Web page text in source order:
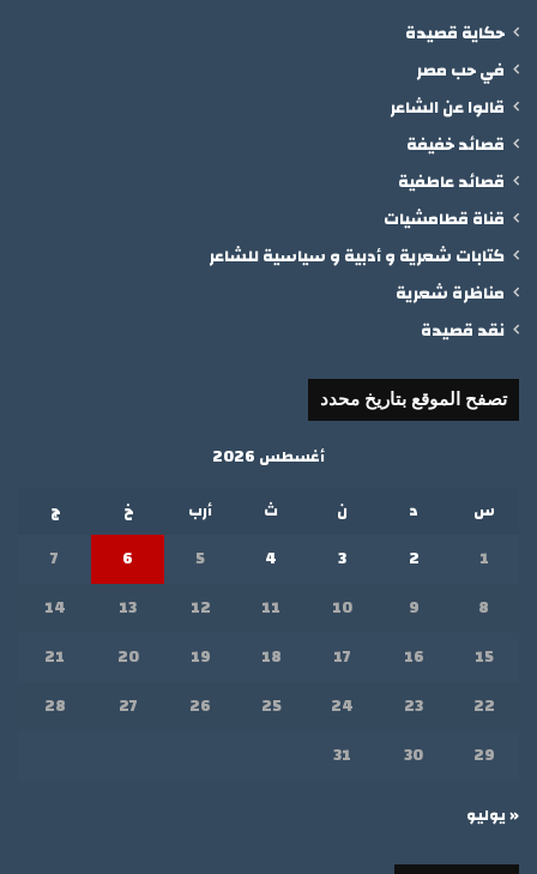
حكاية قصيدة
في حب مصر
قالوا عن الشاعر
قصائد خفيفة
قصائد عاطفية
قناة قطامشيات
كتابات شعرية و أدبية و سياسية للشاعر
مناظرة شعرية
نقد قصيدة
تصفح الموقع بتاريخ محدد
أغسطس 2026
س
د ن ث أرب خ
ج
1
2
3
4
5
6
7
8
9
10
11
12
13
14
15
16
17
18
19
20
21
22
23
24
25
26
27
28
29
30
31
« يوليو